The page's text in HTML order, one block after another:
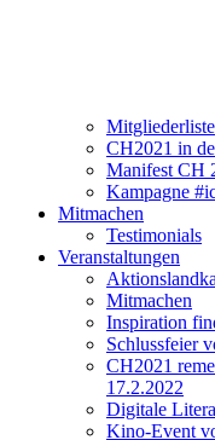
Mitgliederliste
CH2021 in
Manifest CH
Kampagne
Mitmachen
Testimonials
Veranstaltungen
Mitmachen
Inspiration
Schlussfeier
CH2021
17.2.2022
Digitale
Kino-Event